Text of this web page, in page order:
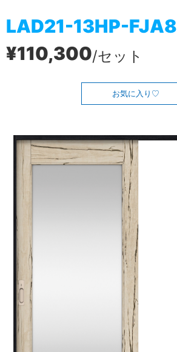
LAD21-13HP-FJA8
¥110,300/セット
お気に入り